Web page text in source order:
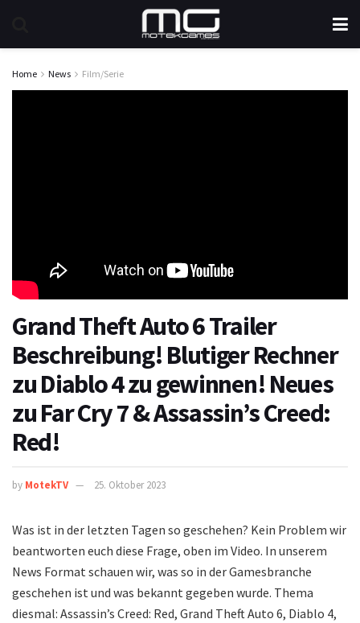
Home News Film/Serie
Grand Theft Auto 6 Trailer
Beschreibung! Blutiger Rechner
zu Diablo 4 zu gewinnen! Neues
zu Far Cry 7 & Assassin’s Creed:
Red!
by MotekTV 25. Oktober 2023
Was ist in der letzten Tagen so geschehen? Kein Problem wir
beantworten euch diese Frage, oben im Video. In unserem
News Format schauen wir, was so in der Gamesbranche
geschehen ist und was bekannt gegeben wurde. Thema
diesmal: Assassin’s Creed: Red, Grand Theft Auto 6, Diablo 4,